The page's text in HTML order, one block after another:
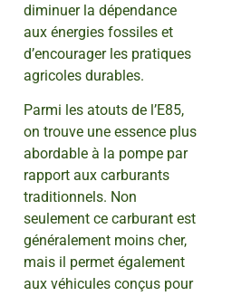
diminuer la dépendance
aux énergies fossiles et
d’encourager les pratiques
agricoles durables.
Parmi les atouts de l’E85,
on trouve une essence plus
abordable à la pompe par
rapport aux carburants
traditionnels. Non
seulement ce carburant est
généralement moins cher,
mais il permet également
aux véhicules conçus pour